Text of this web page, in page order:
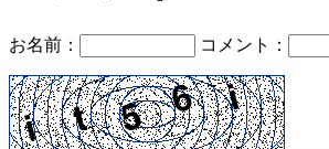
お名前： コメント：